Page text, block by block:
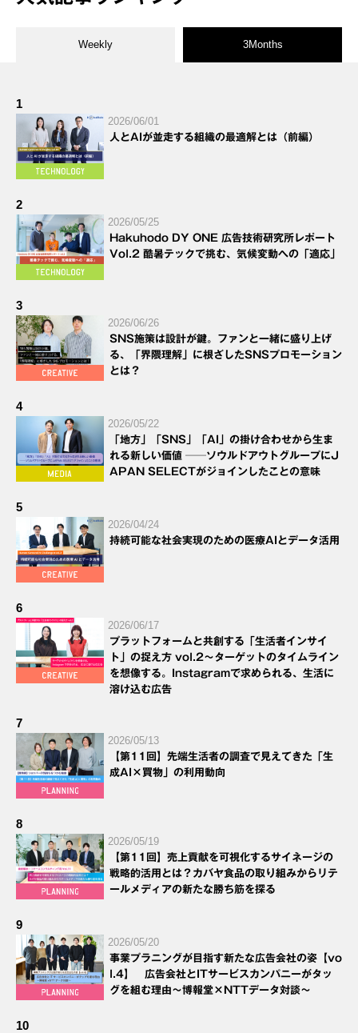
Weekly 3Months
1
2026/06/01
人とAIが並走する組織の最適解とは（前編）
2
2026/05/25
Hakuhodo DY ONE 広告技術研究所レポート
Vol.2 酷暑テックで挑む、気候変動への「適応」
3
2026/06/26
SNS施策は設計が鍵。ファンと一緒に盛り上げ
る、「界隈理解」に根ざしたSNSプロモーション
とは？
4
2026/05/22
「地方」「SNS」「AI」の掛け合わせから生ま
れる新しい価値 ──ソウルドアウトグループにJ
APAN SELECTがジョインしたことの意味
5
2026/04/24
持続可能な社会実現のための医療AIとデータ活用
6
2026/06/17
プラットフォームと共創する「生活者インサイ
ト」の捉え方 vol.2～ターゲットのタイムライン
を想像する。Instagramで求められる、生活に
溶け込む広告
7
2026/05/13
【第11回】先端生活者の調査で見えてきた「生
成AI×買物」の利用動向
8
2026/05/19
【第11回】売上貢献を可視化するサイネージの
戦略的活用とは？カバヤ食品の取り組みからリテ
ールメディアの新たな勝ち筋を探る
9
2026/05/20
事業プラニングが目指す新たな広告会社の姿【vo
l.4】 広告会社とITサービスカンパニーがタッ
グを組む理由～博報堂×NTTデータ対談～
10